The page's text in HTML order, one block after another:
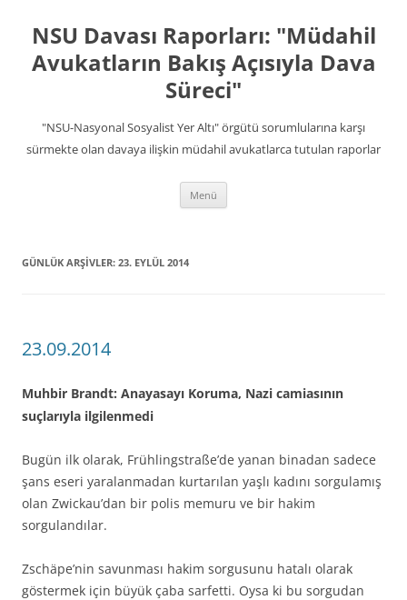
NSU Davası Raporları: "Müdahil
Avukatların Bakış Açısıyla Dava
Süreci"
"NSU-Nasyonal Sosyalist Yer Altı" örgütü sorumlularına karşı
sürmekte olan davaya ilişkin müdahil avukatlarca tutulan raporlar
Menü
GÜNLÜK ARŞIVLER: 23. EYLÜL 2014
23.09.2014
Muhbir Brandt: Anayasayı Koruma, Nazi camiasının
suçlarıyla ilgilenmedi
Bugün ilk olarak, Frühlingstraße’de yanan binadan sadece
şans eseri yaralanmadan kurtarılan yaşlı kadını sorgulamış
olan Zwickau’dan bir polis memuru ve bir hakim
sorgulandılar.
Zschäpe’nin savunması hakim sorgusunu hatalı olarak
göstermek için büyük çaba sarfetti. Oysa ki bu sorgudan